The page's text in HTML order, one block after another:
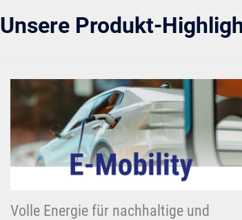
Unsere Produkt-
Volle Energie für nachhaltige und